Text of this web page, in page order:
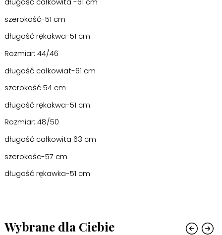
szerokość-51 cm
długość rękakwa-51 cm
Rozmiar: 44/46
długość całkowiat-61 cm
szerokość 54 cm
długość rękakwa-51 cm
Rozmiar: 48/50
długość całkowita 63 cm
szerokośc-57 cm
długość rękawka-51 cm
Wybrane dla Ciebie